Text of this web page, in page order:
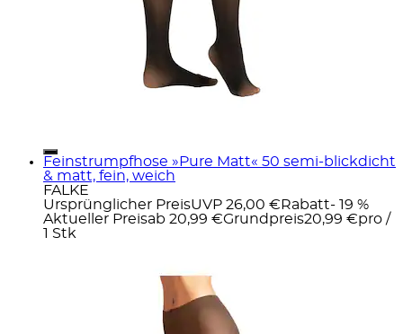
Feinstrumpfhose »Pure Matt« 50 semi-blickdicht
& matt, fein, weich
FALKE
Ursprünglicher PreisUVP 26,00 € Rabatt- 19 %
Aktueller Preisab 20,99 €Grundpreis20,99 €pro /
1 Stk